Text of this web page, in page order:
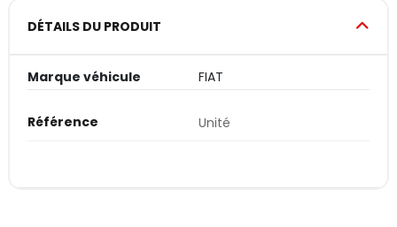
DÉTAILS DU PRODUIT
Marque véhicule FIAT
Référence Unité